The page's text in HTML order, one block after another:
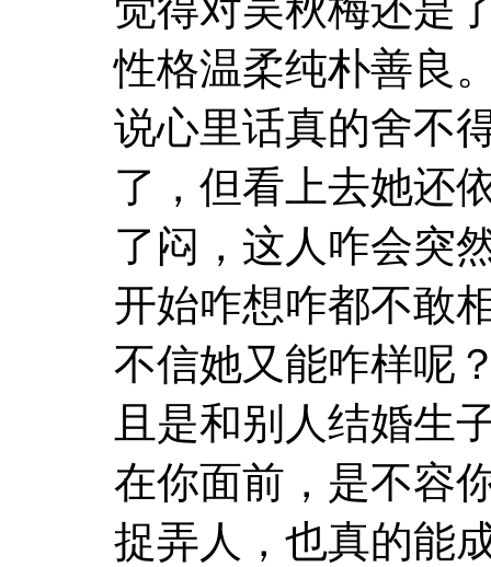
觉得对吴秋梅还是
性格温柔纯朴善良
说心里话真的舍不
了，但看上去她还
了闷，这人咋会突
开始咋想咋都不敢
不信她又能咋样呢
且是和别人结婚生
在你面前，是不容
捉弄人，也真的能